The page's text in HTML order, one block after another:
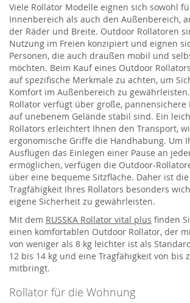
Viele Rollator Modelle eignen sich sowohl
Innenbereich als auch den Außenbereich,
der Räder und Breite. Outdoor Rollatoren
Nutzung im Freien konzipiert und eignen
Personen, die auch draußen mobil und
möchten. Beim Kauf eines Outdoor
auf spezifische Merkmale zu achten, um
Komfort im Außenbereich zu
Rollator verfügt über große, pannensichere
auf unebenem Gelände stabil sind. Ein
Rollators erleichtert Ihnen den Transport,
ergonomische Griffe die Handhabung. Um
Ausflügen das Einlegen einer Pause an
ermöglichen, verfügen die Outdoor-
über eine bequeme Sitzfläche. Daher ist
Tragfähigkeit Ihres Rollators besonders
eigene Sicherheit zu gewährleisten.
Mit dem RUSSKA Rollator vital plus finden
einen komfortablen Outdoor Rollator, der
von weniger als 8 kg leichter ist als
12 bis 14 kg und eine Tragfähigkeit von bis
mitbringt.
Rollator für die Wohnung